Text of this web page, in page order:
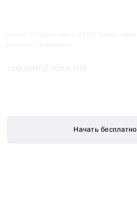
Начать бесплатно